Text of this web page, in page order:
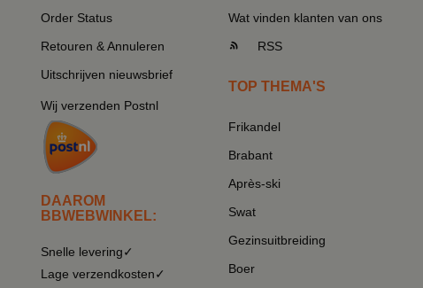
Order Status
Retouren & Annuleren
Uitschrijven nieuwsbrief
Wij verzenden Postnl
DAAROM
BBWEBWINKEL:
Snelle levering✓
Lage verzendkosten✓
Wat vinden klanten van ons
RSS
TOP THEMA'S
Frikandel
Brabant
Après-ski
Swat
Gezinsuitbreiding
Boer